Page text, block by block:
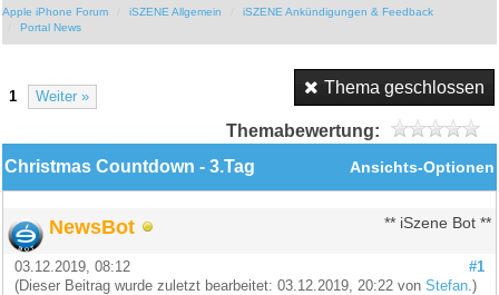
Apple iPhone Forum iSZENE Allgemein
iSZENE Ankündigungen & Feedback
Portal News
1 Weiter » Thema geschlossen
Themabewertung:
Ansichts-Optionen
Christmas Countdown - 3.Tag
NewsBot ** iSzene Bot **
#1
03.12.2019, 08:12
(Dieser Beitrag wurde zuletzt bearbeitet: 03.12.2019, 20:22 vonStefan .)